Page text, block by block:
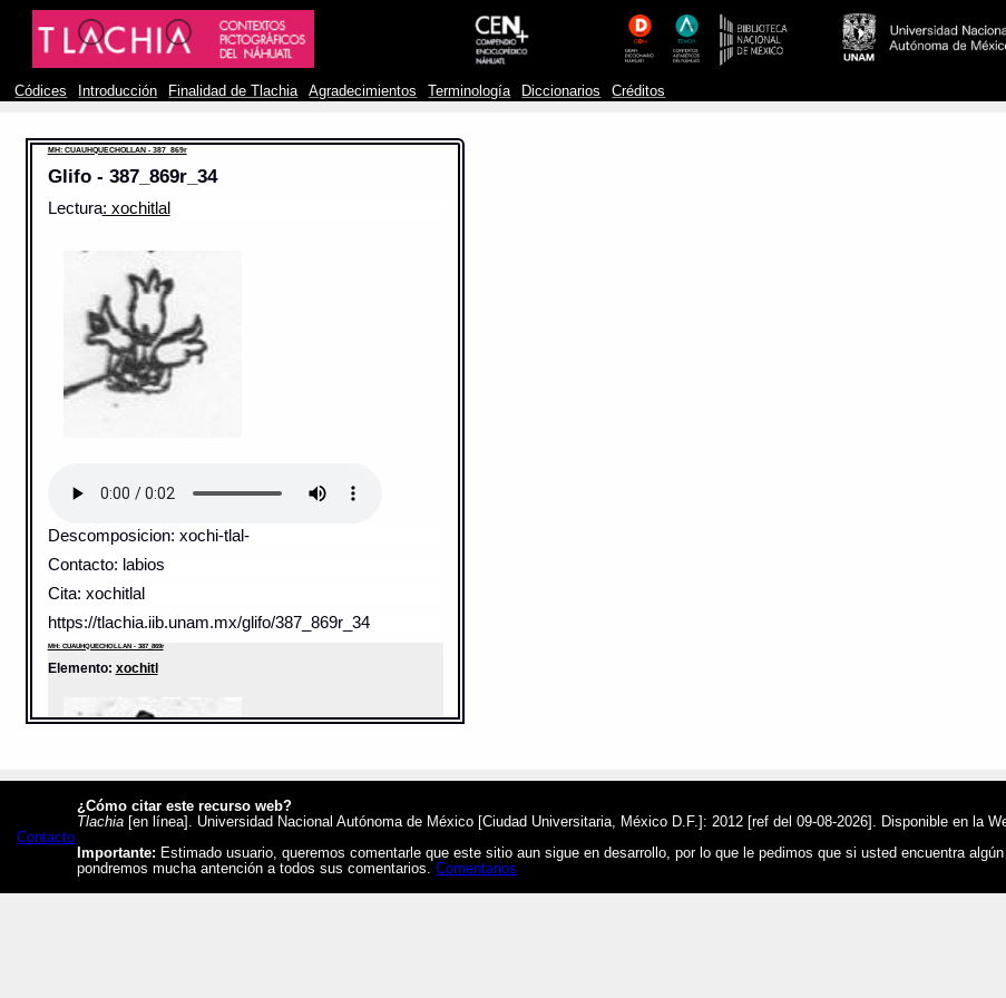
Códices Introducción Finalidad de Tlachia Agradecimientos Terminología Diccionarios Créditos
MH: CUAUHQUECHOLLAN - 387_869r
Glifo - 387_869r_34
Lectura: xochitlal
Descomposicion: xochi-tlal-
Contacto: labios
Cita: xochitlal
https://tlachia.iib.unam.mx/glifo/387_869r_34
MH: CUAUHQUECHOLLAN - 387_869r
Elemento: xochitl
Contacto
¿Cómo citar este recurso web?
Tlachia [en línea]. Universidad Nacional Autónoma de México [Ciudad Universitaria, México D.F.]: 2012 [ref del 09-08-2026]. Disponible en la
Importante: Estimado usuario, queremos comentarle que este sitio aun sigue en desarrollo, por lo que le pedimos que si usted encuentra
pondremos mucha antención a todos sus comentarios.Comentarios